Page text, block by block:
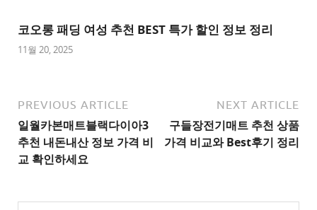
트
1
사
이
트
2
천
코오롱 패딩 여성 추천 BEST 특가 할인 정보 정리
11월 20, 2025
PREVIOUS ARTICLE
일월카본매트블랙다이아3
추천 내돈내산 정보 가격 비
교 확인하세요
NEXT ARTICLE
구들장전기매트 추천 상품
가격 비교와 Best후기 정리